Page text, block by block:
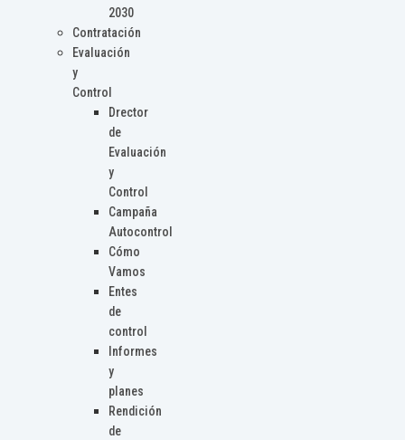
2030
Contratación
Evaluación
y
Control
Drector
de
Evaluación
y
Control
Campaña
Autocontrol
Cómo
Vamos
Entes
de
control
Informes
y
planes
Rendición
de